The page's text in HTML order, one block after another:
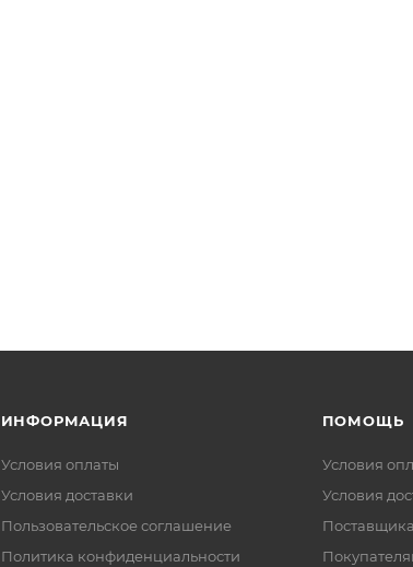
ИНФОРМАЦИЯ
Условия оплаты
Условия доставки
Пользовательское соглашение
Политика конфиденциальности
ПОМОЩЬ
Условия
Условия